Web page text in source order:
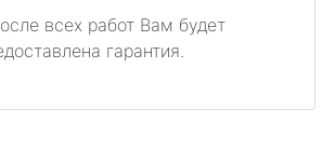
всех работ Вам будет
гарантия.